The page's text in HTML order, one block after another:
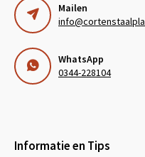
Mailen
WhatsApp
0344-228104
Informatie en Tips